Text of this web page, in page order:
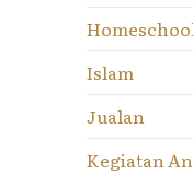
Islam
Jualan
Kegiatan